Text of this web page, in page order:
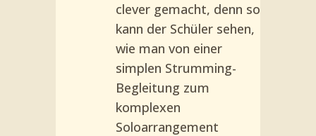
clever gemacht, denn so
kann der Schüler sehen,
wie man von einer
simplen Strum­ming-
Begleitung zum
komple­xen
Soloarrangement